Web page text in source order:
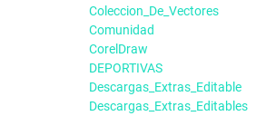
Coleccion_De_Vectores
Comunidad
CorelDraw
DEPORTIVAS
Descargas_Extras_Editable
Descargas_Extras_Editables